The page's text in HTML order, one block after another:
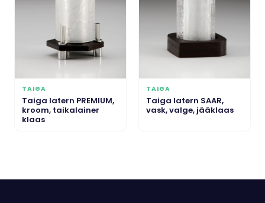
TAIGA
Taiga latern PREMIUM,
kroom, taikalainer
klaas
TAIGA
Taiga latern SAAR,
vask, valge, jääklaas